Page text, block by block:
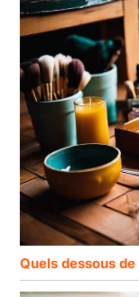
Quels dessous